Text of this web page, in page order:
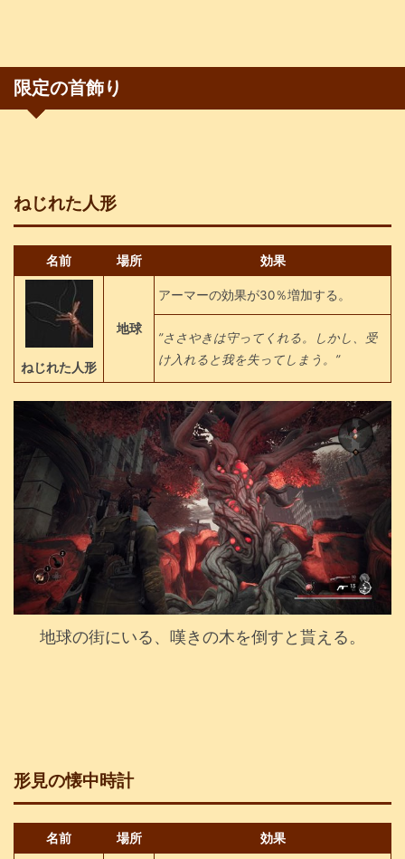
限定の首飾り
ねじれた人形
名前 場所 効果
ねじれた人形
地球
アーマーの効果が30％増加する。
”ささやきは守ってくれる。しかし、受
け入れると我を失ってしまう。”
地球の街にいる、嘆きの木を倒すと貰える。
形見の懐中時計
名前 場所 効果